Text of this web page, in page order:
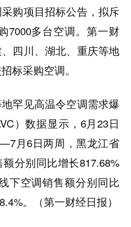
购项目招标公告，拟斥
7000多台空调。第一财
四川、湖北、重庆等地
标采购空调。
罕见高温令空调需求爆
）数据显示，6月23日
月6日两周，黑龙江省
分别同比增长817.68%
下空调销售额分别同比
。（第一财经日报）